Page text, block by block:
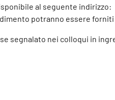
al seguente indirizzo:
potranno essere forniti
segnalato nei colloqui in